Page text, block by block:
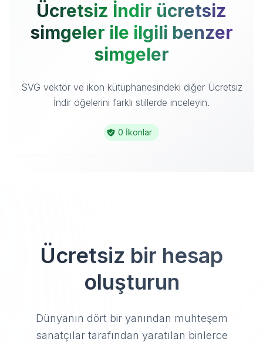
Ücretsiz İndir ücretsiz
simgeler ile ilgili benzer
simgeler
SVG vektör ve ikon kütüphanesindeki diğer Ücretsiz
İndir öğelerini farklı stillerde inceleyin.
0 İkonlar
Ücretsiz bir hesap
oluşturun
Dünyanın dört bir yanından muhteşem
sanatçılar tarafından yaratılan binlerce